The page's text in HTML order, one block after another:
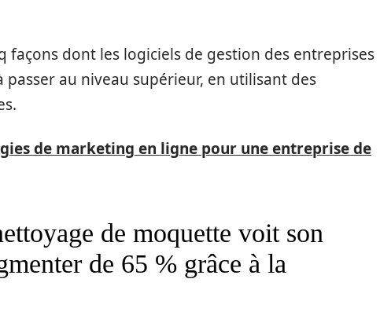
façons dont les logiciels de gestion des entreprises
au niveau supérieur, en utilisant des
de marketing en ligne pour une entreprise de
de moquette voit son
de 65 % grâce à la